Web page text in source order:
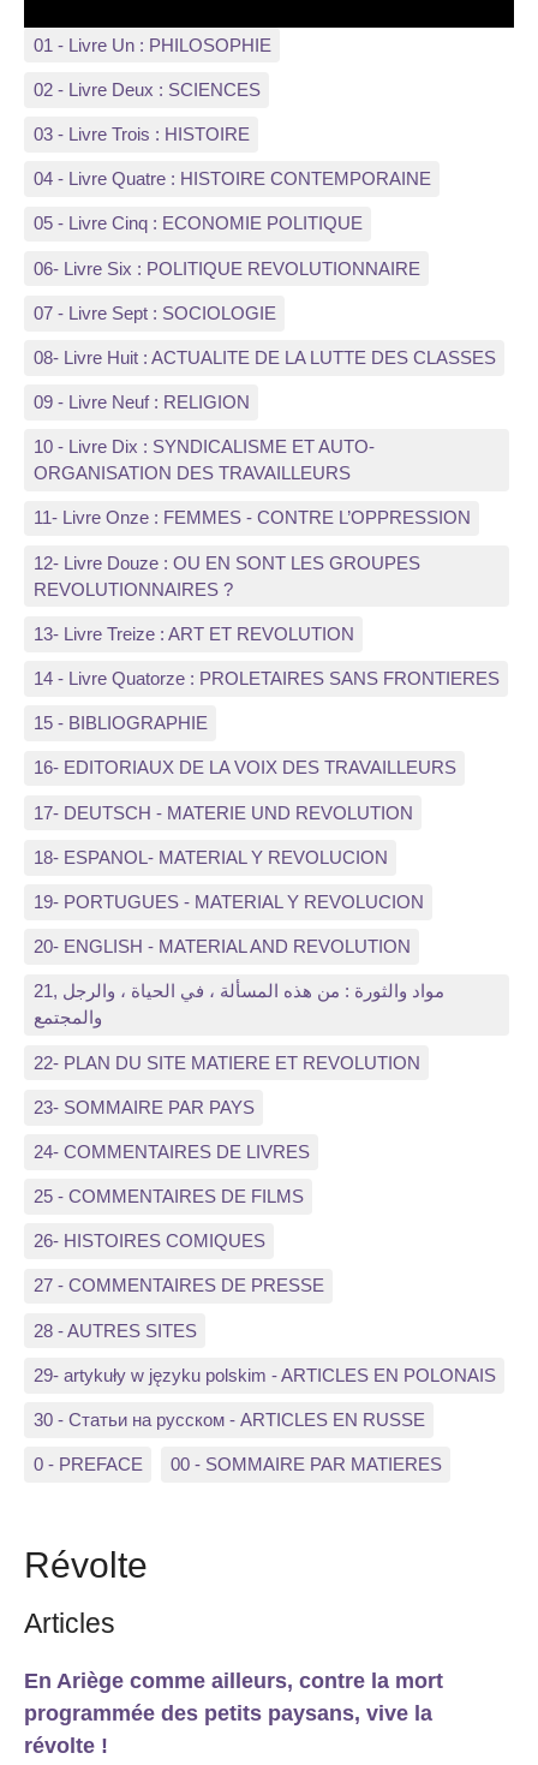
01 - Livre Un : PHILOSOPHIE
02 - Livre Deux : SCIENCES
03 - Livre Trois : HISTOIRE
04 - Livre Quatre : HISTOIRE CONTEMPORAINE
05 - Livre Cinq : ECONOMIE POLITIQUE
06- Livre Six : POLITIQUE REVOLUTIONNAIRE
07 - Livre Sept : SOCIOLOGIE
08- Livre Huit : ACTUALITE DE LA LUTTE DES CLASSES
09 - Livre Neuf : RELIGION
10 - Livre Dix : SYNDICALISME ET AUTO-
ORGANISATION DES TRAVAILLEURS
11- Livre Onze : FEMMES - CONTRE L’OPPRESSION
12- Livre Douze : OU EN SONT LES GROUPES
REVOLUTIONNAIRES ?
13- Livre Treize : ART ET REVOLUTION
14 - Livre Quatorze : PROLETAIRES SANS FRONTIERES
15 - BIBLIOGRAPHIE
16- EDITORIAUX DE LA VOIX DES TRAVAILLEURS
17- DEUTSCH - MATERIE UND REVOLUTION
18- ESPANOL- MATERIAL Y REVOLUCION
19- PORTUGUES - MATERIAL Y REVOLUCION
20- ENGLISH - MATERIAL AND REVOLUTION
21, مواد والثورة : من هذه المسألة ، في الحياة ، والرجل
والمجتمع
22- PLAN DU SITE MATIERE ET REVOLUTION
23- SOMMAIRE PAR PAYS
24- COMMENTAIRES DE LIVRES
25 - COMMENTAIRES DE FILMS
26- HISTOIRES COMIQUES
27 - COMMENTAIRES DE PRESSE
28 - AUTRES SITES
29- artykuły w języku polskim - ARTICLES EN POLONAIS
30 - Статьи на русском - ARTICLES EN RUSSE
0 - PREFACE 00 - SOMMAIRE PAR MATIERES
Révolte
Articles
En Ariège comme ailleurs, contre la mort
programmée des petits paysans, vive la
révolte !